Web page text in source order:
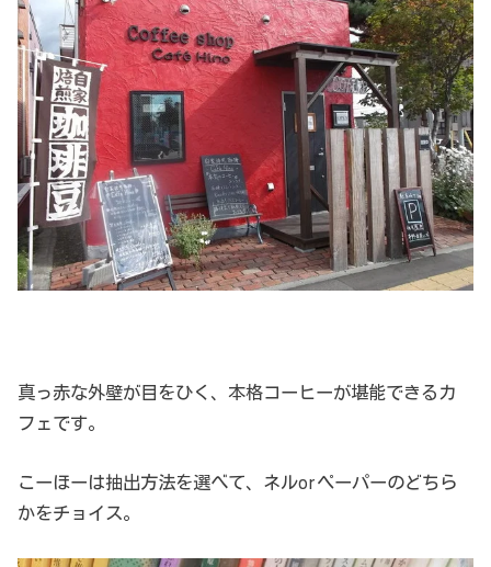
真っ赤な外壁が目をひく、本格コーヒーが堪能できるカ
フェです。
こーほーは抽出方法を選べて、ネルorペーパーのどちら
かをチョイス。